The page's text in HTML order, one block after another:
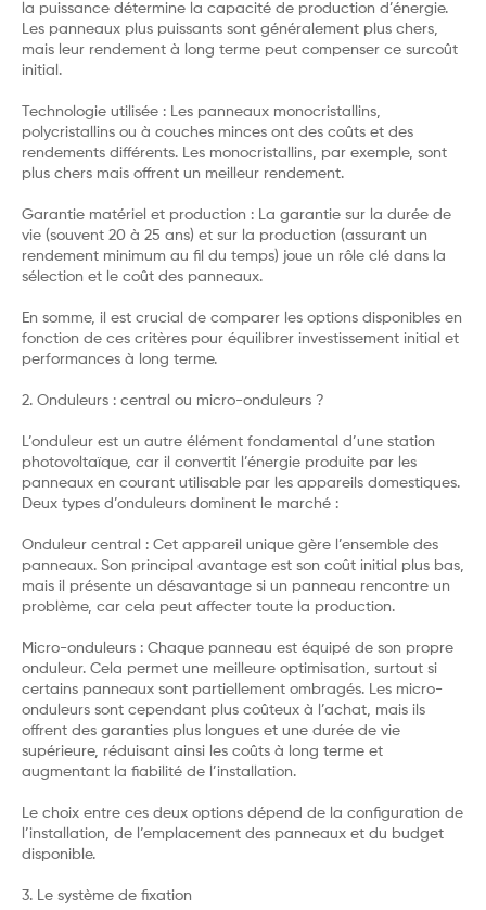
la puissance détermine la capacité de production d’énergie.
Les panneaux plus puissants sont généralement plus chers,
mais leur rendement à long terme peut compenser ce surcoût
initial.
Technologie utilisée : Les panneaux monocristallins,
polycristallins ou à couches minces ont des coûts et des
rendements différents. Les monocristallins, par exemple, sont
plus chers mais offrent un meilleur rendement.
Garantie matériel et production : La garantie sur la durée de
vie (souvent 20 à 25 ans) et sur la production (assurant un
rendement minimum au fil du temps) joue un rôle clé dans la
sélection et le coût des panneaux.
En somme, il est crucial de comparer les options disponibles en
fonction de ces critères pour équilibrer investissement initial et
performances à long terme.
2. Onduleurs : central ou micro-onduleurs ?
L’onduleur est un autre élément fondamental d’une station
photovoltaïque, car il convertit l’énergie produite par les
panneaux en courant utilisable par les appareils domestiques.
Deux types d’onduleurs dominent le marché :
Onduleur central : Cet appareil unique gère l’ensemble des
panneaux. Son principal avantage est son coût initial plus bas,
mais il présente un désavantage si un panneau rencontre un
problème, car cela peut affecter toute la production.
Micro-onduleurs : Chaque panneau est équipé de son propre
onduleur. Cela permet une meilleure optimisation, surtout si
certains panneaux sont partiellement ombragés. Les micro-
onduleurs sont cependant plus coûteux à l’achat, mais ils
offrent des garanties plus longues et une durée de vie
supérieure, réduisant ainsi les coûts à long terme et
augmentant la fiabilité de l’installation.
Le choix entre ces deux options dépend de la configuration de
l’installation, de l’emplacement des panneaux et du budget
disponible.
3. Le système de fixation